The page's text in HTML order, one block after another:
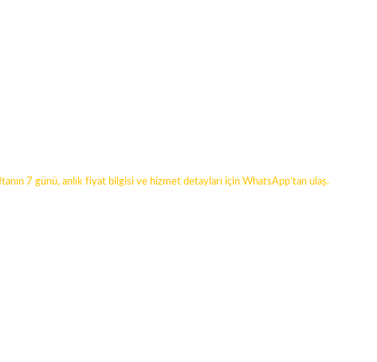
7 günü, anlık fiyat bilgisi ve hizmet detayları için WhatsApp’tan ulaş.